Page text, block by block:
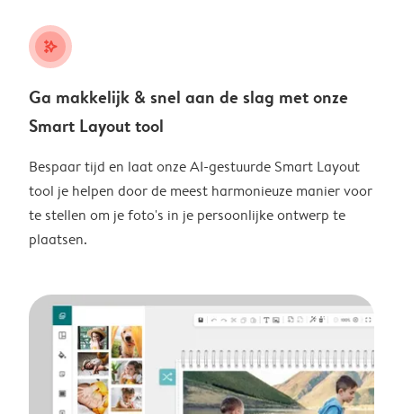
stars_plus
Ga makkelijk & snel aan de slag met onze
Smart Layout tool
Bespaar tijd en laat onze AI-gestuurde Smart Layout
tool je helpen door de meest harmonieuze manier voor
te stellen om je foto's in je persoonlijke ontwerp te
plaatsen.